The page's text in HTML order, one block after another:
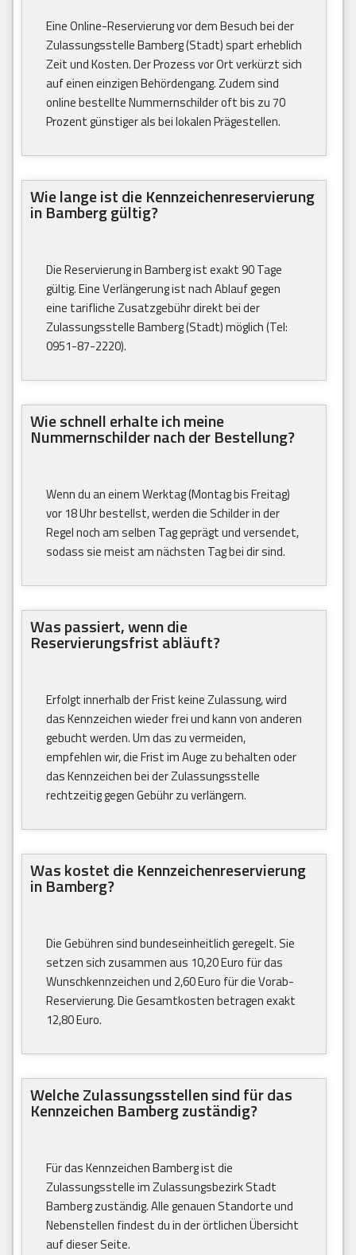
Eine Online-Reservierung vor dem Besuch bei der
Zulassungsstelle Bamberg (Stadt) spart erheblich
Zeit und Kosten. Der Prozess vor Ort verkürzt sich
auf einen einzigen Behördengang. Zudem sind
online bestellte Nummernschilder oft bis zu 70
Prozent günstiger als bei lokalen Prägestellen.
Wie lange ist die Kennzeichenreservierung
in Bamberg gültig?
Die Reservierung in Bamberg ist exakt 90 Tage
gültig. Eine Verlängerung ist nach Ablauf gegen
eine tarifliche Zusatzgebühr direkt bei der
Zulassungsstelle Bamberg (Stadt) möglich (Tel:
0951-87-2220).
Wie schnell erhalte ich meine
Nummernschilder nach der Bestellung?
Wenn du an einem Werktag (Montag bis Freitag)
vor 18 Uhr bestellst, werden die Schilder in der
Regel noch am selben Tag geprägt und versendet,
sodass sie meist am nächsten Tag bei dir sind.
Was passiert, wenn die
Reservierungsfrist abläuft?
Erfolgt innerhalb der Frist keine Zulassung, wird
das Kennzeichen wieder frei und kann von anderen
gebucht werden. Um das zu vermeiden,
empfehlen wir, die Frist im Auge zu behalten oder
das Kennzeichen bei der Zulassungsstelle
rechtzeitig gegen Gebühr zu verlängern.
Was kostet die Kennzeichenreservierung
in Bamberg?
Die Gebühren sind bundeseinheitlich geregelt. Sie
setzen sich zusammen aus 10,20 Euro für das
Wunschkennzeichen und 2,60 Euro für die Vorab-
Reservierung. Die Gesamtkosten betragen exakt
12,80 Euro.
Welche Zulassungsstellen sind für das
Kennzeichen Bamberg zuständig?
Für das Kennzeichen Bamberg ist die
Zulassungsstelle im Zulassungsbezirk Stadt
Bamberg zuständig. Alle genauen Standorte und
Nebenstellen findest du in der örtlichen Übersicht
auf dieser Seite.